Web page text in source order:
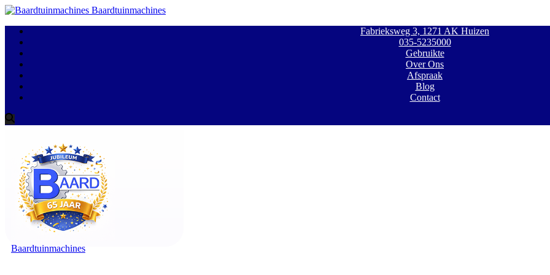
Baardtuinmachines
Fabrieksweg 3, 1271 AK Huizen
035-5235000
Gebruikte
Over Ons
Afspraak
Blog
Contact
Baardtuinmachines